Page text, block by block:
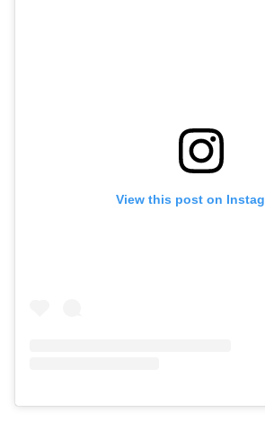
View this post on